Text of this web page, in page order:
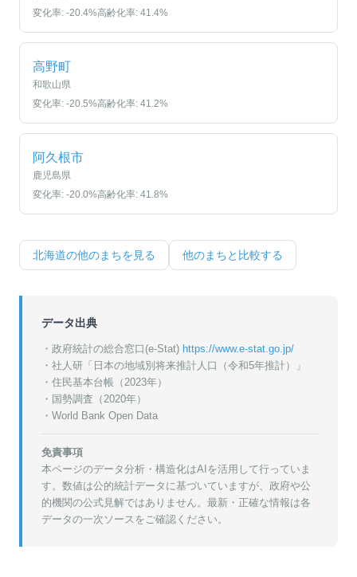
変化率: -20.4%高齢化率: 41.4%
高野町
和歌山県
変化率: -20.5%高齢化率: 41.2%
阿久根市
鹿児島県
変化率: -20.0%高齢化率: 41.8%
北海道の他のまちを見る 他のまちと比較する
データ出典
・政府統計の総合窓口(e-Stat) https://www.e-stat.go.jp/
・ 社人研「日本の地域別将来推計人口（令和5年推計）」
・ 住民基本台帳（2023年）
・ 国勢調査（2020年）
・World Bank Open Data
免責事項
本ページのデータ分析・構造化はAIを活用して行っていま
す。数値は公的統計データに基づいていますが、政府や公
的機関の公式見解ではありません。最新・正確な情報は各
データの一次ソースをご確認ください。